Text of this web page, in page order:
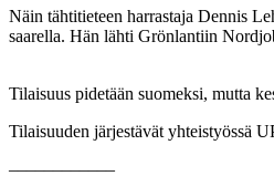
Näin tähtitieteen harrastaja Dennis
saarella. Hän lähti Grönlantiin
Tilaisuus pidetään suomeksi, mutta
Tilaisuuden järjestävät yhteistyössä
––––––––––––